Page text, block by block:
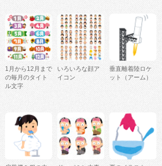
1月から12月まで
の毎月のタイト
ル文字
いろいろな顔ア
イコン
垂直離着陸ロケ
ット（アーム）